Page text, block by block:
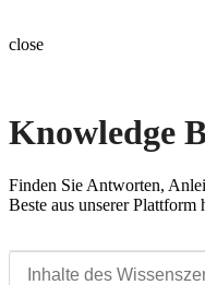
close
Knowledge
Finden Sie Antworten,
Beste aus unserer Plattform